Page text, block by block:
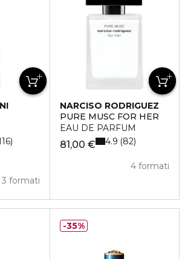
3 formati
NARCISO RODRIGUEZ
PURE MUSC FOR HER
EAU DE PARFUM
81,00 €
4 formati
4.9 82
35%